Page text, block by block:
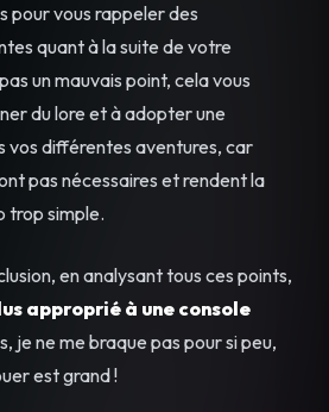
pour vous rappeler des
quant à la suite de votre
un mauvais point, cela vous
du lore et à adopter une
vos différentes aventures, car
pas nécessaires et rendent la
trop simple.
en analysant tous ces points,
approprié à une console
je ne me braque pas pour si peu,
est grand !